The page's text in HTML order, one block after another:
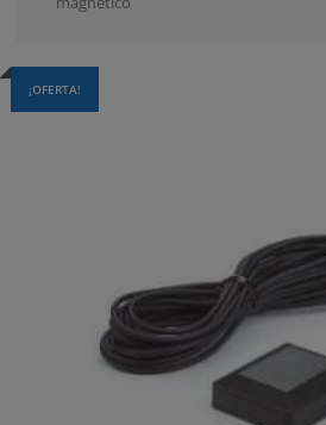
¡OFERTA!